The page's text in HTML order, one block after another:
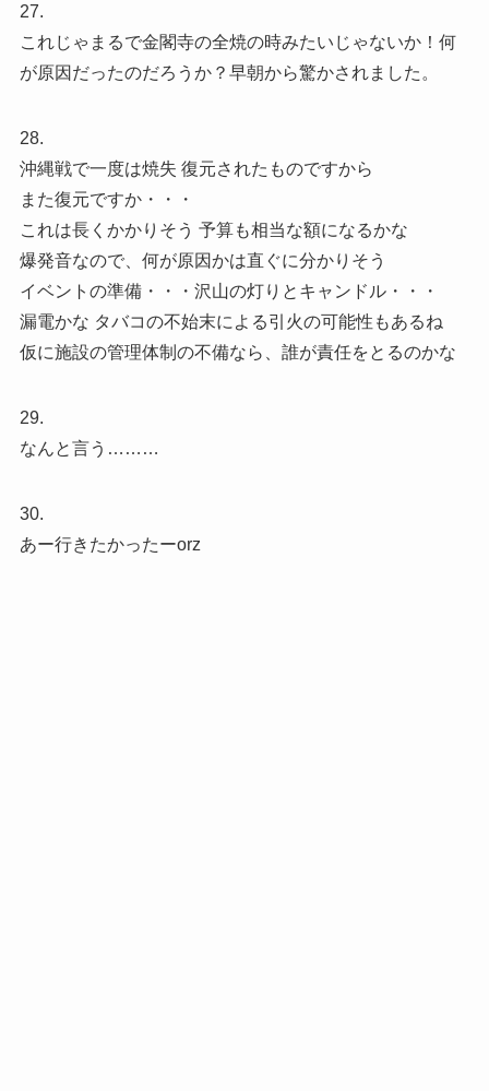
27.
これじゃまるで金閣寺の全焼の時みたいじゃないか！何
が原因だったのだろうか？早朝から驚かされました。
28.
沖縄戦で一度は焼失 復元されたものですから
また復元ですか・・・
これは長くかかりそう 予算も相当な額になるかな
爆発音なので、何が原因かは直ぐに分かりそう
イベントの準備・・・沢山の灯りとキャンドル・・・
漏電かな タバコの不始末による引火の可能性もあるね
仮に施設の管理体制の不備なら、誰が責任をとるのかな
29.
なんと言う………
30.
あー行きたかったーorz